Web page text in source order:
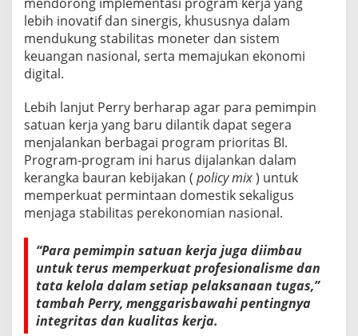
lebih inovatif dan sinergis, khususnya dalam
mendukung stabilitas moneter dan sistem
keuangan nasional, serta memajukan ekonomi
digital.
Lebih lanjut Perry berharap agar para pemimpin
satuan kerja yang baru dilantik dapat segera
menjalankan berbagai program prioritas BI.
Program-program ini harus dijalankan dalam
kerangka bauran kebijakan ( policy mix) untuk
memperkuat permintaan domestik sekaligus
menjaga stabilitas perekonomian nasional.
“Para pemimpin satuan kerja juga diimbau
untuk terus memperkuat profesionalisme dan
tata kelola dalam setiap pelaksanaan tugas,”
tambah Perry, menggarisbawahi pentingnya
integritas dan kualitas kerja.